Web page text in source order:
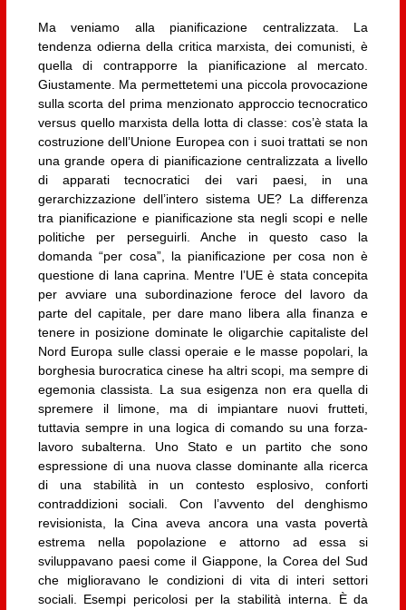
Ma veniamo alla pianificazione centralizzata. La
tendenza odierna della critica marxista, dei comunisti, è
quella di contrapporre la pianificazione al mercato.
Giustamente. Ma permettetemi una piccola provocazione
sulla scorta del prima menzionato approccio tecnocratico
versus quello marxista della lotta di classe: cos’è stata la
costruzione dell’Unione Europea con i suoi trattati se non
una grande opera di pianificazione centralizzata a livello
di apparati tecnocratici dei vari paesi, in una
gerarchizzazione dell’intero sistema UE? La differenza
tra pianificazione e pianificazione sta negli scopi e nelle
politiche per perseguirli. Anche in questo caso la
domanda “per cosa”, la pianificazione per cosa non è
questione di lana caprina. Mentre l’UE è stata concepita
per avviare una subordinazione feroce del lavoro da
parte del capitale, per dare mano libera alla finanza e
tenere in posizione dominate le oligarchie capitaliste del
Nord Europa sulle classi operaie e le masse popolari, la
borghesia burocratica cinese ha altri scopi, ma sempre di
egemonia classista. La sua esigenza non era quella di
spremere il limone, ma di impiantare nuovi frutteti,
tuttavia sempre in una logica di comando su una forza-
lavoro subalterna. Uno Stato e un partito che sono
espressione di una nuova classe dominante alla ricerca
di una stabilità in un contesto esplosivo, conforti
contraddizioni sociali. Con l’avvento del denghismo
revisionista, la Cina aveva ancora una vasta povertà
estrema nella popolazione e attorno ad essa si
sviluppavano paesi come il Giappone, la Corea del Sud
che miglioravano le condizioni di vita di interi settori
sociali. Esempi pericolosi per la stabilità interna. È da